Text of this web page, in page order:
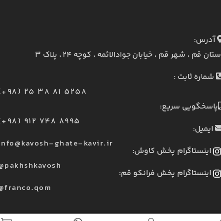
آدرس:
قم ، شهر قم ، خیابان جوادالائمه ، کوچه ۲۴ ، پلاک ۳
شماره ثابت :
25 38 81 5258
پاسخگویی سریع:
912 748 8995
ایمیل:
ghate-kavir.ir
اینستاگرام پخش کاوش:
اینستاگرام پخش فرانکو قم: